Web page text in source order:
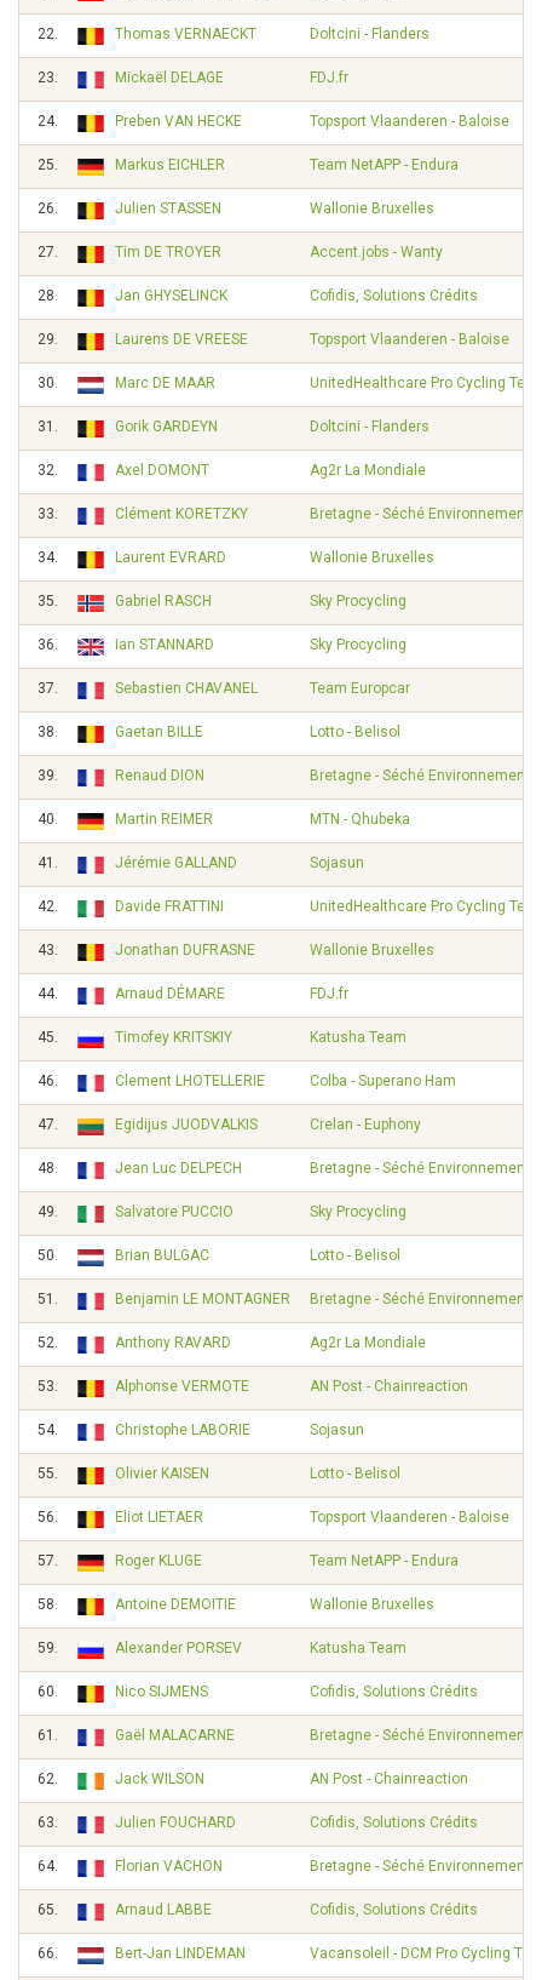
22. Thomas VERNAECKT Doltcini - Flanders
23. Mickaël DELAGE FDJ.fr
24. Preben VAN HECKE Topsport Vlaanderen - Baloise
25. Markus EICHLER Team NetAPP - Endura
26. Julien STASSEN Wallonie Bruxelles
27. Tim DE TROYER Accent.jobs - Wanty
28. Jan GHYSELINCK Cofidis, Solutions Crédits
29. Laurens DE VREESE Topsport Vlaanderen - Baloise
30. Marc DE MAAR UnitedHealthcare Pro Cycling
31. Gorik GARDEYN Doltcini - Flanders
32. Axel DOMONT Ag2r La Mondiale
33. Clément KORETZKY Bretagne - Séché Environnement
34. Laurent EVRARD Wallonie Bruxelles
35. Gabriel RASCH Sky Procycling
36. Ian STANNARD Sky Procycling
37. Sebastien CHAVANEL Team Europcar
38. Gaetan BILLE Lotto - Belisol
39. Renaud DION Bretagne - Séché Environnement
40. Martin REIMER MTN - Qhubeka
41. Jérémie GALLAND Sojasun
42. Davide FRATTINI UnitedHealthcare Pro Cycling
43. Jonathan DUFRASNE Wallonie Bruxelles
44. Arnaud DÉMARE FDJ.fr
45. Timofey KRITSKIY Katusha Team
46. Clement LHOTELLERIE Colba - Superano Ham
47. Egidijus JUODVALKIS Crelan - Euphony
48. Jean Luc DELPECH Bretagne - Séché Environnement
49. Salvatore PUCCIO Sky Procycling
50. Brian BULGAC Lotto - Belisol
51. Benjamin LE MONTAGNER Bretagne - Séché Environnement
52. Anthony RAVARD Ag2r La Mondiale
53. Alphonse VERMOTE AN Post - Chainreaction
54. Christophe LABORIE Sojasun
55. Olivier KAISEN Lotto - Belisol
56. Eliot LIETAER Topsport Vlaanderen - Baloise
57. Roger KLUGE Team NetAPP - Endura
58. Antoine DEMOITIE Wallonie Bruxelles
59. Alexander PORSEV Katusha Team
60. Nico SIJMENS Cofidis, Solutions Crédits
61. Gaël MALACARNE Bretagne - Séché Environnement
62. Jack WILSON AN Post - Chainreaction
63. Julien FOUCHARD Cofidis, Solutions Crédits
64. Florian VACHON Bretagne - Séché Environnement
65. Arnaud LABBE Cofidis, Solutions Crédits
66. Bert-Jan LINDEMAN Vacansoleil - DCM Pro Cycling